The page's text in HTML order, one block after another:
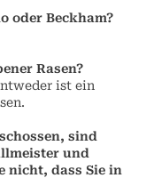
oder Beckham?
Rasen?
ist ein
sind
und
nicht, dass Sie in